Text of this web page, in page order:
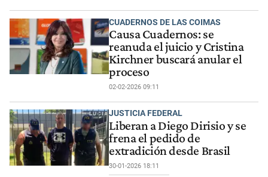
CUADERNOS DE LAS COIMAS
Causa Cuadernos: se
reanuda el juicio y Cristina
Kirchner buscará anular el
proceso
02-02-2026 09:11
JUSTICIA FEDERAL
Liberan a Diego Dirisio y se
frena el pedido de
extradición desde Brasil
30-01-2026 18:11